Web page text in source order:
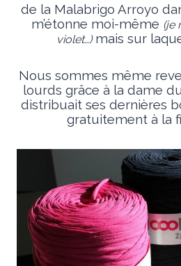
de la Malabrigo Arroyo
m’étonne moi-même (je
violet…)mais sur
Nous sommes même
lourds grâce à la dame
distribuait ses dernières
gratuitement à la